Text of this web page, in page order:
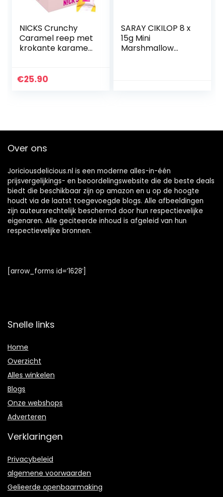
NICKS Crunchy
Caramel reep met
krokante karamel
melkchocolade
€25.90
SARAY CIKILOP 8 x
15g Mini
Marshmallow
vulling – halal
Over ons
Joriciousdelicious.nl is een moderne alles-in-één
prijsvergelijkings- en beoordelingswebsite die de beste deals
biedt die beschikbaar zijn op amazon en u op de hoogte
houdt via de laatst toegevoegde blogs. Alle afbeeldingen
zijn auteursrechtelijk beschermd door hun respectievelijke
eigenaren. Alle geciteerde inhoud is afgeleid van hun
respectievelijke bronnen.
[arrow_forms id=’1628′]
Snelle links
Home
Overzicht
Alles winkelen
Blogs
Onze webshops
Adverteren
Verklaringen
Privacybeleid
algemene voorwaarden
Gelieerde openbaarmaking